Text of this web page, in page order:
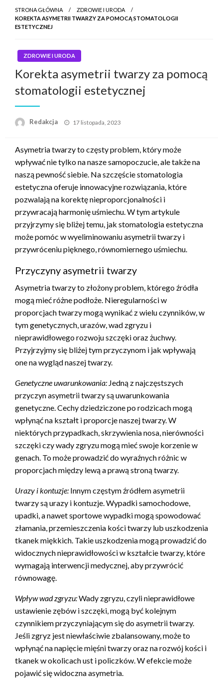
STRONA GŁÓWNA
ZDROWIE I URODA
KOREKTA ASYMETRII TWARZY ZA POMOCĄ STOMATOLOGII
ESTETYCZNEJ
ZDROWIE I URODA
Korekta asymetrii twarzy za pomocą
stomatologii estetycznej
Redakcja Napisano
17 listopada, 2023
Asymetria twarzy to częsty problem, który może
wpływać nie tylko na nasze samopoczucie, ale także na
naszą pewność siebie. Na szczęście stomatologia
estetyczna oferuje innowacyjne rozwiązania, które
pozwalają na korektę nieproporcjonalności i
przywracają harmonię uśmiechu. W tym artykule
przyjrzymy się bliżej temu, jak stomatologia estetyczna
może pomóc w wyeliminowaniu asymetrii twarzy i
przywróceniu pięknego, równomiernego uśmiechu.
Przyczyny asymetrii twarzy
Asymetria twarzy to złożony problem, którego źródła
mogą mieć różne podłoże. Nieregularności w
proporcjach twarzy mogą wynikać z wielu czynników, w
tym genetycznych, urazów, wad zgryzu i
nieprawidłowego rozwoju szczęki oraz żuchwy.
Przyjrzyjmy się bliżej tym przyczynom i jak wpływają
one na wygląd naszej twarzy.
Genetyczne uwarunkowania: Jedną z najczęstszych
przyczyn asymetrii twarzy są uwarunkowania
genetyczne. Cechy dziedziczone po rodzicach mogą
wpłynąć na kształt i proporcje naszej twarzy. W
niektórych przypadkach, skrzywienia nosa, nierówności
szczęki czy wady zgryzu mogą mieć swoje korzenie w
genach. To może prowadzić do wyraźnych różnic w
proporcjach między lewą a prawą stroną twarzy.
Urazy i kontuzje: Innym częstym źródłem asymetrii
twarzy są urazy i kontuzje. Wypadki samochodowe,
upadki, a nawet sportowe wypadki mogą spowodować
złamania, przemieszczenia kości twarzy lub uszkodzenia
tkanek miękkich. Takie uszkodzenia mogą prowadzić do
widocznych nieprawidłowości w kształcie twarzy, które
wymagają interwencji medycznej, aby przywrócić
równowagę.
Wpływ wad zgryzu:Wady zgryzu, czyli nieprawidłowe
ustawienie zębów i szczęki, mogą być kolejnym
czynnikiem przyczyniającym się do asymetrii twarzy.
Jeśli zgryz jest niewłaściwie zbalansowany, może to
wpłynąć na napięcie mięśni twarzy oraz na rozwój kości i
tkanek w okolicach ust i policzków. W efekcie może
pojawić się widoczna asymetria.